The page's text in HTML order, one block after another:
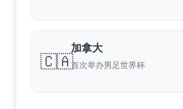
🇨🇦
加拿大
首次举办男足世界杯